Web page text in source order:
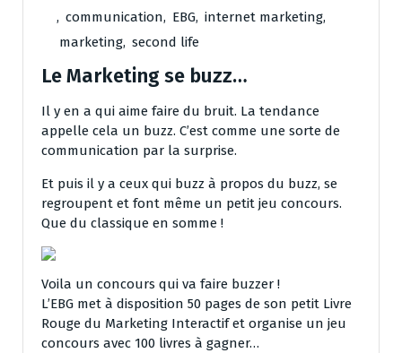
, communication, EBG, internet marketing,
marketing, second life
Le Marketing se buzz…
Il y en a qui aime faire du bruit. La tendance
appelle cela un buzz. C’est comme une sorte de
communication par la surprise.
Et puis il y a ceux qui buzz à propos du buzz, se
regroupent et font même un petit jeu concours.
Que du classique en somme !
Voila un concours qui va faire buzzer !
L’EBG met à disposition 50 pages de son petit Livre
Rouge du Marketing Interactif et organise un jeu
concours avec 100 livres à gagner…